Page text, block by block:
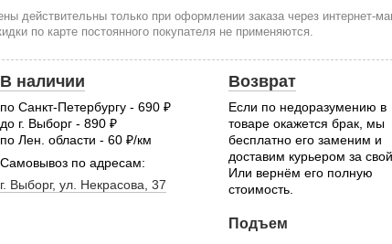
действительны только при оформлении заказа через интернет-
по карте постоянного покупателя не применяются.
В наличии
по Санкт-Петербургу - 690
до г. Выборг - 890
по Лен. области - 60
руб.
/км
Самовывоз по адресам:
г. Выборг, ул. Некрасова, 37
Возврат
Если по недоразумению в
товаре окажется брак, мы
бесплатно его заменим и
доставим курьером за свой
Или вернём его полную
стоимость.
Подъем